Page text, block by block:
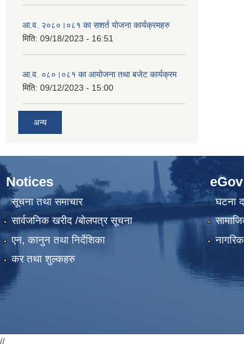
आ.व. २०८०।०८१ का सशर्त योजना कार्यक्रमहरु
मिति: 09/18/2023 - 16:51
आ.व. ०८०।०८१ का आयोजना तथा बजेट कार्यक्रम
मिति: 09/12/2023 - 15:00
अन्य
Notices
सूचना तथा समाचार
सार्वजनिक खरीद /बोलपत्र सूचना
एन, कानुन तथा निर्देशिका
कर तथा शुल्कहरु
घटना
//